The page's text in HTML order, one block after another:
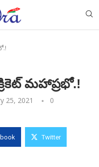
మహాప్రభో.!
25, 2021
0
Twitter